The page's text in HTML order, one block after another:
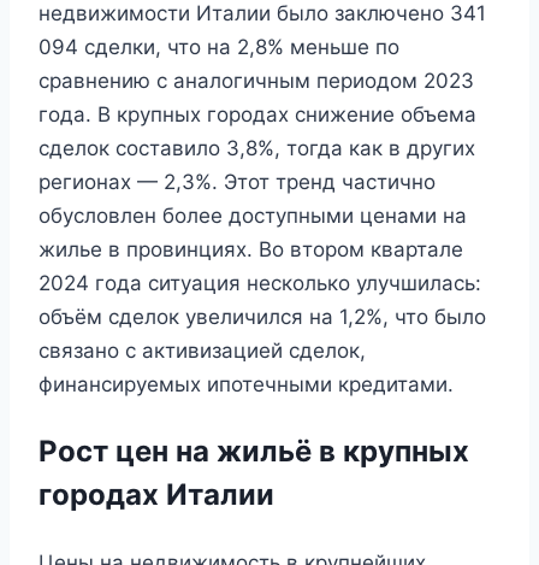
недвижимости Италии было заключено 341
094 сделки, что на 2,8% меньше по
сравнению с аналогичным периодом 2023
года. В крупных городах снижение объема
сделок составило 3,8%, тогда как в других
регионах — 2,3%. Этот тренд частично
обусловлен более доступными ценами на
жилье в провинциях. Во втором квартале
2024 года ситуация несколько улучшилась:
объём сделок увеличился на 1,2%, что было
связано с активизацией сделок,
финансируемых ипотечными кредитами.
Рост цен на жильё в крупных
городах Италии